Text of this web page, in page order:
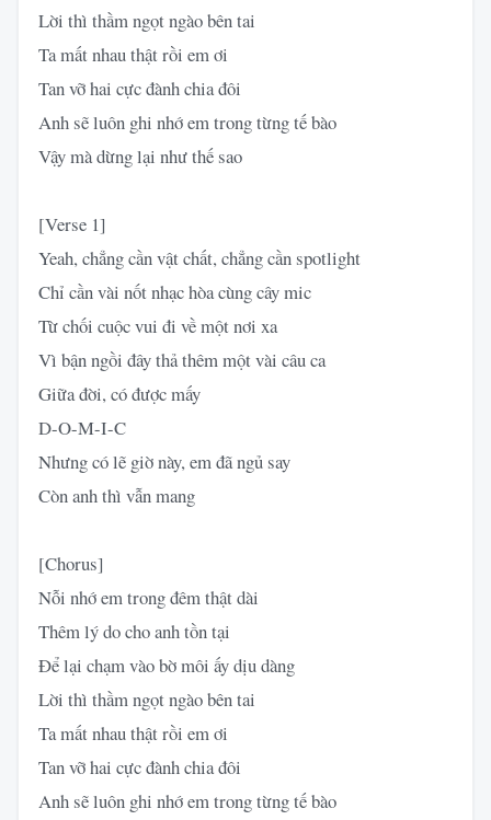
Lời thì thầm ngọt ngào bên tai
Ta mất nhau thật rồi em ơi
Tan vỡ hai cực đành chia đôi
Anh sẽ luôn ghi nhớ em trong từng tế bào
Vậy mà dừng lại như thế sao
[Verse 1]
Yeah, chẳng cần vật chất, chẳng cần spotlight
Chỉ cần vài nốt nhạc hòa cùng cây mic
Từ chối cuộc vui đi về một nơi xa
Vì bận ngồi đây thả thêm một vài câu ca
Giữa đời, có được mấy
D-O-M-I-C
Nhưng có lẽ giờ này, em đã ngủ say
Còn anh thì vẫn mang
[Chorus]
Nỗi nhớ em trong đêm thật dài
Thêm lý do cho anh tồn tại
Để lại chạm vào bờ môi ấy dịu dàng
Lời thì thầm ngọt ngào bên tai
Ta mất nhau thật rồi em ơi
Tan vỡ hai cực đành chia đôi
Anh sẽ luôn ghi nhớ em trong từng tế bào